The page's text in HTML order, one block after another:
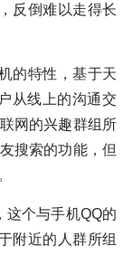
反倒难以走得长
的特性，基于天
从线上的沟通交
网的兴趣群组所
搜索的功能，但
这个与手机QQ的
附近的人群所组